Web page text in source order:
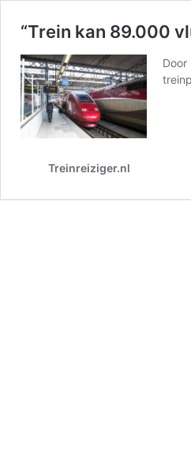
“Trein kan 89.000
Treinreiziger.nl